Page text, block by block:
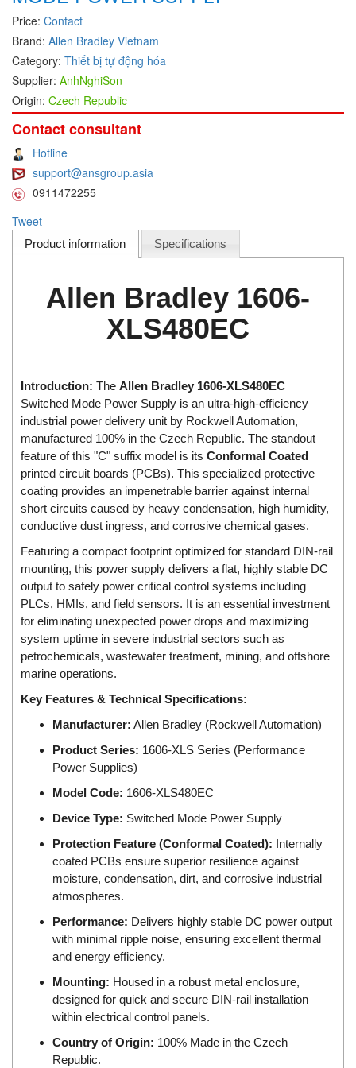
DEIF
Delmhorst VietNam
DELTA
Delta Ohm
Delta sensor
Delta-mobrey
DEMA Engineering/ Foam- IT
DESAX
DET-TRONICS
Deublin
Dias Infrared
Di-Soric
Dixon Valve
Doctor Led Vietnam
DOLD - Autho ANS
Dold Vietnam
Dongdo Tech
Dongkun
Dosing Pump
DR. NEUMANN Peltier-Technik
Driesen Kern
Dropsa Vietnam
Duclean
Dukin Besko
Dunkermotoren
Durag
Dwyer
E+E ELEKTRONIK
E2S
Earthtech
EBMPAPST
Price: Contact
Brand: Allen Bradley Vietnam
Category: Thiết bị tự động hóa
Supplier: AnhNghiSon
Origin: Czech Republic
Contact consultant
Hotline
support@ansgroup.asia
0911472255
Tweet
Product information Specifications
Allen Bradley 1606-
XLS480EC
Introduction: The Allen Bradley 1606-XLS480EC
Switched Mode Power Supply is an ultra-high-efficiency
industrial power delivery unit by Rockwell Automation,
manufactured 100% in the Czech Republic. The standout
feature of this "C" suffix model is its Conformal Coated
printed circuit boards (PCBs). This specialized protective
coating provides an impenetrable barrier against internal
short circuits caused by heavy condensation, high humidity,
conductive dust ingress, and corrosive chemical gases.
Featuring a compact footprint optimized for standard DIN-rail
mounting, this power supply delivers a flat, highly stable DC
output to safely power critical control systems including
PLCs, HMIs, and field sensors. It is an essential investment
for eliminating unexpected power drops and maximizing
system uptime in severe industrial sectors such as
petrochemicals, wastewater treatment, mining, and offshore
marine operations.
Key Features & Technical Specifications:
Manufacturer: Allen Bradley (Rockwell Automation)
Product Series: 1606-XLS Series (Performance
Power Supplies)
Model Code: 1606-XLS480EC
Device Type: Switched Mode Power Supply
Protection Feature (Conformal Coated): Internally
coated PCBs ensure superior resilience against
moisture, condensation, dirt, and corrosive industrial
atmospheres.
Performance: Delivers highly stable DC power output
with minimal ripple noise, ensuring excellent thermal
and energy efficiency.
Mounting: Housed in a robust metal enclosure,
designed for quick and secure DIN-rail installation
within electrical control panels.
Country of Origin: 100% Made in the Czech
Republic.